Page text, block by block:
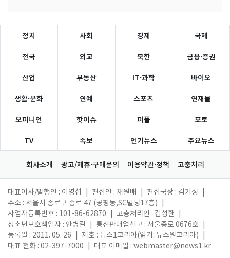
정치 사회 경제 국제
전국 외교 북한 금융·증권
산업 부동산 IT·과학 바이오
생활·문화 연예 스포츠 연재물
오피니언 핫이슈 피플 포토
TV 속보 인기뉴스 주요뉴스
회사소개 광고/제휴·구매문의 이용약관·정책 고충처리
대표이사/발행인 : 이영섭 편집인 : 채원배 편집국장 : 김기성
주소 : 서울시 종로구 종로 47 (공평동,SC빌딩17층)
사업자등록번호 : 101-86-62870
고충처리인 : 김성환
청소년보호책임자 : 안병길
통신판매업신고 : 서울종로 0676호
등록일 : 2011. 05. 26
제호 : 뉴스1코리아(읽기: 뉴스원코리아)
대표 전화 : 02-397-7000
대표 이메일 : webmaster@news1.kr